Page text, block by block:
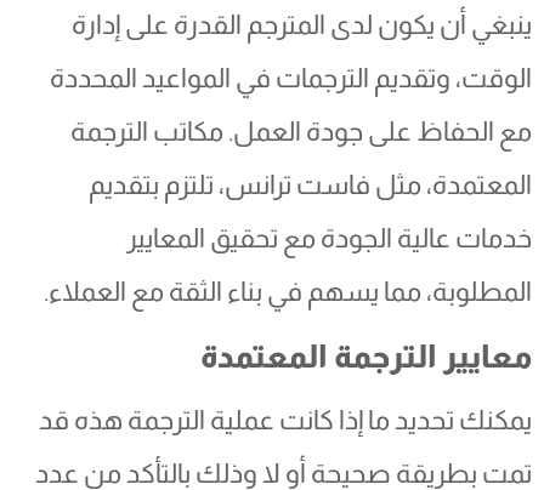
ينبغي أن يكون لدى المترجم القدرة على إدارة
الوقت، وتقديم الترجمات في المواعيد المحددة
مع الحفاظ على جودة العمل. مكاتب الترجمة
المعتمدة، مثل فاست ترانس، تلتزم بتقديم
خدمات عالية الجودة مع تحقيق المعايير
المطلوبة، مما يسهم في بناء الثقة مع العملاء.
معايير الترجمة المعتمدة
يمكنك تحديد ما إذا كانت عملية الترجمة هذه قد
تمت بطريقة صحيحة أو لا وذلك بالتأكد من عدد